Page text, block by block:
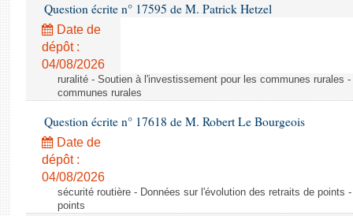
Question écrite n° 17595 de M. Patrick Hetzel
Date de
dépôt :
04/08/2026
ruralité - Soutien à l'investissement pour les communes rurales
communes rurales
Question écrite n° 17618 de M. Robert Le Bourgeois
Date de
dépôt :
04/08/2026
sécurité routière - Données sur l'évolution des retraits de points
points